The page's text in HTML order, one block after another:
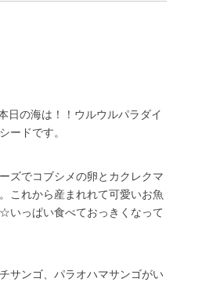
の海は！！ウルウルパラダイ
ードです。
ズでコブシメの卵とカクレクマ
これから産まれれて可愛いお魚
いっぱい食べておっきくなって
サンゴ、パラオハマサンゴがい